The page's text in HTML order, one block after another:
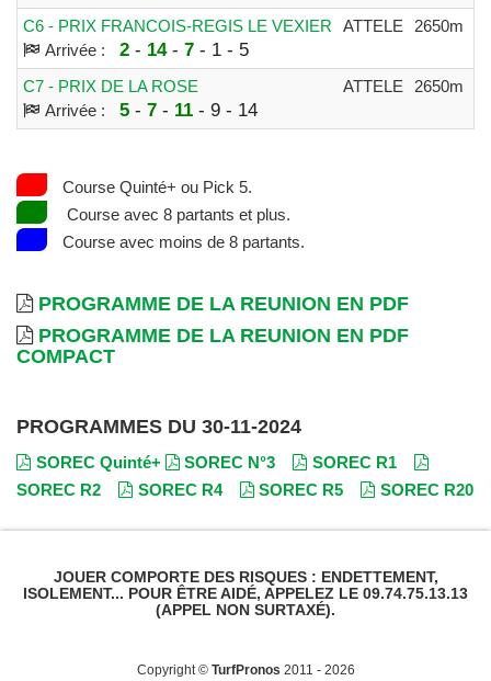
C6 - PRIX FRANCOIS-REGIS LE VEXIER
Arrivée :
2- 14- 7- 1 - 5
ATTELE 2650m
C7 - PRIX DE LA ROSE
Arrivée :
5- 7- 11 - 9 - 14
ATTELE 2650m
Course Quinté+ ou Pick 5.
Course avec 8 partants et plus.
Course avec moins de 8 partants.
PROGRAMME DE LA REUNION EN PDF
PROGRAMME DE LA REUNION EN PDF
COMPACT
PROGRAMMES DU 30-11-2024
SOREC Quinté+ SOREC N°3
SOREC R1
SOREC R2
SOREC R4 SOREC R5 SOREC R20
JOUER COMPORTE DES RISQUES : ENDETTEMENT,
ISOLEMENT... POUR ÊTRE AIDÉ, APPELEZ LE 09.74.75.13.13
(APPEL NON SURTAXÉ).
Copyright © TurfPronos 2011 - 2026